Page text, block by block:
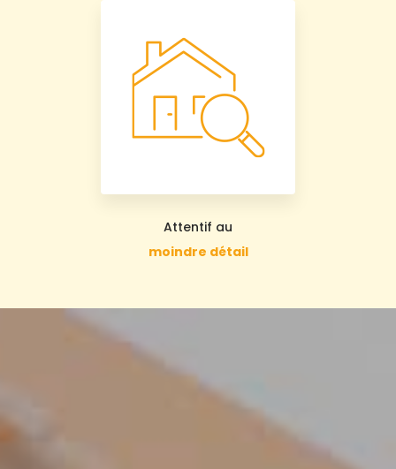
Attentif au
moindre détail